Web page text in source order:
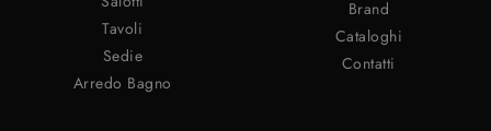
Tavoli
Sedie
Arredo Bagno
Brand
Cataloghi
Contatti